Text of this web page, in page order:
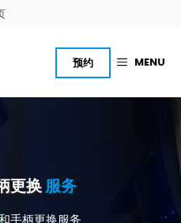
MENU
预约
更换服务
手柄更换服务